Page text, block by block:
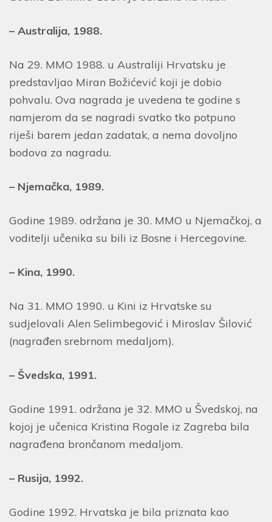
– Australija, 1988.
Na 29. MMO 1988. u Australiji Hrvatsku je
predstavljao Miran Božićević koji je dobio
pohvalu. Ova nagrada je uvedena te godine s
namjerom da se nagradi svatko tko potpuno
riješi barem jedan zadatak, a nema dovoljno
bodova za nagradu.
– Njemačka, 1989.
Godine 1989. održana je 30. MMO u Njemačkoj, a
voditelji učenika su bili iz Bosne i Hercegovine.
– Kina, 1990.
Na 31. MMO 1990. u Kini iz Hrvatske su
sudjelovali Alen Selimbegović i Miroslav Šilović
(nagrađen srebrnom medaljom).
– Švedska, 1991.
Godine 1991. održana je 32. MMO u Švedskoj, na
kojoj je učenica Kristina Rogale iz Zagreba bila
nagrađena brončanom medaljom.
– Rusija, 1992.
Godine 1992. Hrvatska je bila priznata kao